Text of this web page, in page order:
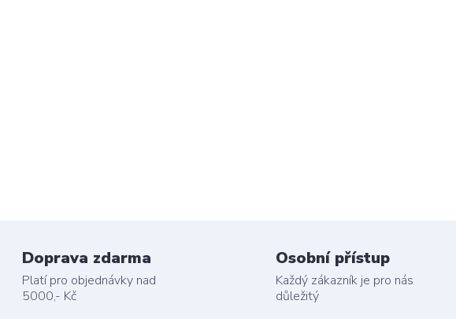
Doprava zdarma
Platí pro objednávky nad
5000,- Kč
Osobní přístup
Každý zákazník je pro nás
důležitý